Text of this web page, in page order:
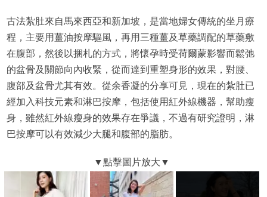
古法紮肚來自馬來西亞和新加坡，是當地婦女傳統的坐月療
程，主要用薑油按摩驅風，再用三種薑及草藥調配的草藥敷
在腹部，然後以捆札的方式，將懷孕時受荷爾蒙影響而鬆弛
的盆骨及關節向內收緊，從而達到重塑身形的效果，對腰、
腹部及盆骨尤其有效。從余香凝的分享可見，現在的紮肚已
經加入科技元素和淋巴按摩，包括使用紅外線機器，幫助瘦
身，雖然紅外線瘦身的效果存在爭議，不過有研究證明，淋
巴按摩可以有效減少大腿和腹部的脂肪。